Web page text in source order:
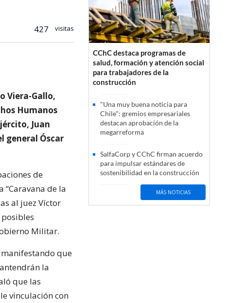
427 visitas
Viera-Gallo,
Humanos
Juan
general Óscar
de
de la
al juez Víctor
Militar.
que
la
que las
vinculación con
CChC destaca programas de
salud, formación y atención social
para trabajadores de la
construcción
"Una muy buena noticia para
Chile": gremios empresariales
destacan aprobación de la
megarreforma
SalfaCorp y CChC firman acuerdo
para impulsar estándares de
sostenibilidad en la construcción
MÁS NOTICIAS